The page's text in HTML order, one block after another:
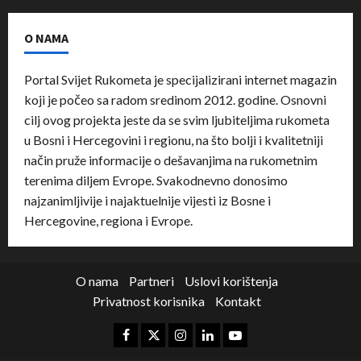
O NAMA
Portal Svijet Rukometa je specijalizirani internet magazin
koji je počeo sa radom sredinom 2012. godine. Osnovni
cilj ovog projekta jeste da se svim ljubiteljima rukometa
u Bosni i Hercegovini i regionu, na što bolji i kvalitetniji
način pruže informacije o dešavanjima na rukometnim
terenima diljem Evrope. Svakodnevno donosimo
najzanimljivije i najaktuelnije vijesti iz Bosne i
Hercegovine, regiona i Evrope.
O nama Partneri
Uslovi korištenja
Privatnost korisnika
Kontakt